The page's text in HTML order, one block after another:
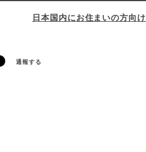
日本国内にお住まいの方向け
通報する